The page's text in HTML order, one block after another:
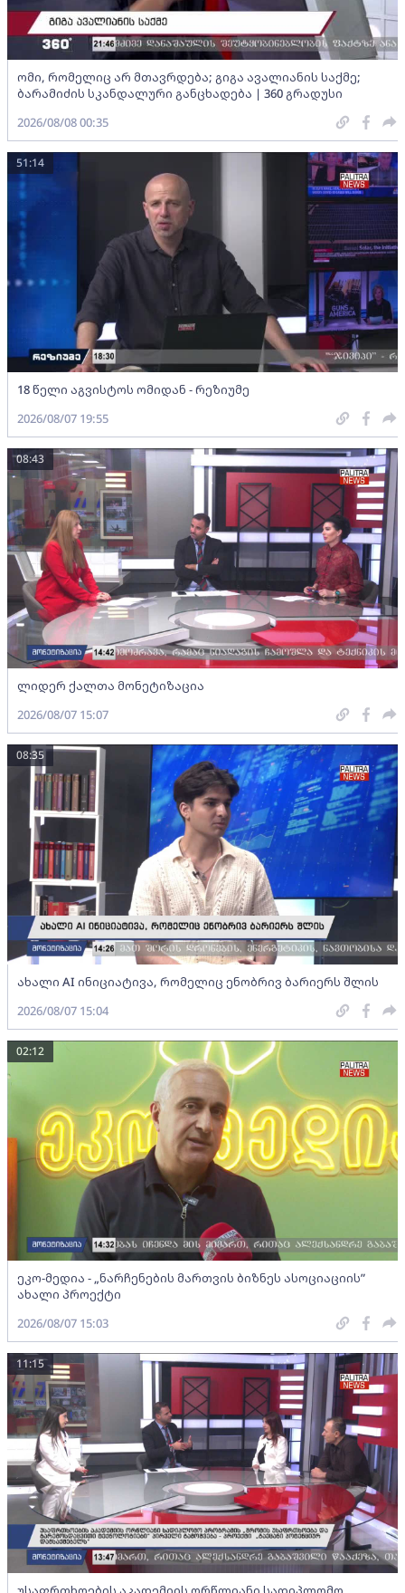
ომი, რომელიც არ მთავრდება; გიგა ავალიანის საქმე;
ბარამიძის სკანდალური განცხადება | 360 გრადუსი
2026/08/08 00:35
18 წელი აგვისტოს ომიდან - რეზიუმე
51:14
2026/08/07 19:55
ლიდერ ქალთა მონეტიზაცია
08:43
2026/08/07 15:07
ახალი AI ინიციატივა, რომელიც ენობრივ ბარიერს შლის
08:35
2026/08/07 15:04
ეკო-მედია - „ნარჩენების მართვის ბიზნეს ასოციაციის”
ახალი პროექტი
02:12
2026/08/07 15:03
11:15